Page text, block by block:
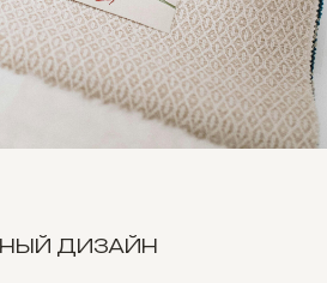
ДИЗАЙН